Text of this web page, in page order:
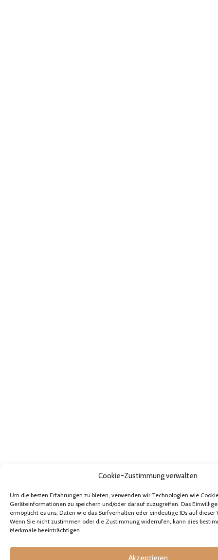
Cookie-Zustimmung verwalten
Um die besten Erfahrungen zu bieten, verwenden wir Technologien wie
Geräteinformationen zu speichern und/oder darauf zuzugreifen. Das
ermöglicht es uns, Daten wie das Surfverhalten oder eindeutige IDs auf dieser
Wenn Sie nicht zustimmen oder die Zustimmung widerrufen, kann dies
Merkmale beeinträchtigen.
Akzeptieren